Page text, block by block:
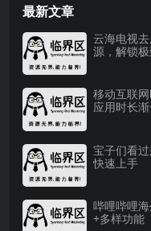
最新文章
云海电视
源，解锁
移动互联
应用时长
宝子们看
快速上手
哔哩哔哩
+多样功能